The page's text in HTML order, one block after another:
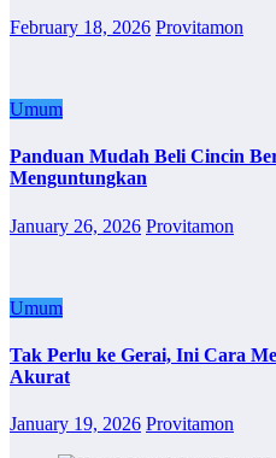
February 18, 2026 Provitamon
Umum
Panduan Mudah Beli Cincin
Menguntungkan
January 26, 2026 Provitamon
Umum
Tak Perlu ke Gerai, Ini Cara
Akurat
January 19, 2026 Provitamon